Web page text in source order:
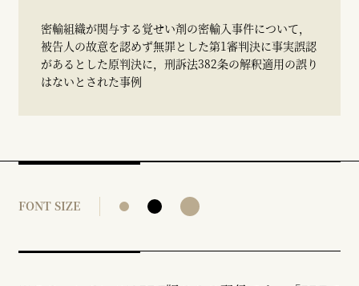
密輸組織が関与する覚せい剤の密輸入事件について，
被告人の故意を認めず無罪とした第1審判決に事実誤認
があるとした原判決に，刑訴法382条の解釈適用の誤り
はないとされた事例
FONT SIZE